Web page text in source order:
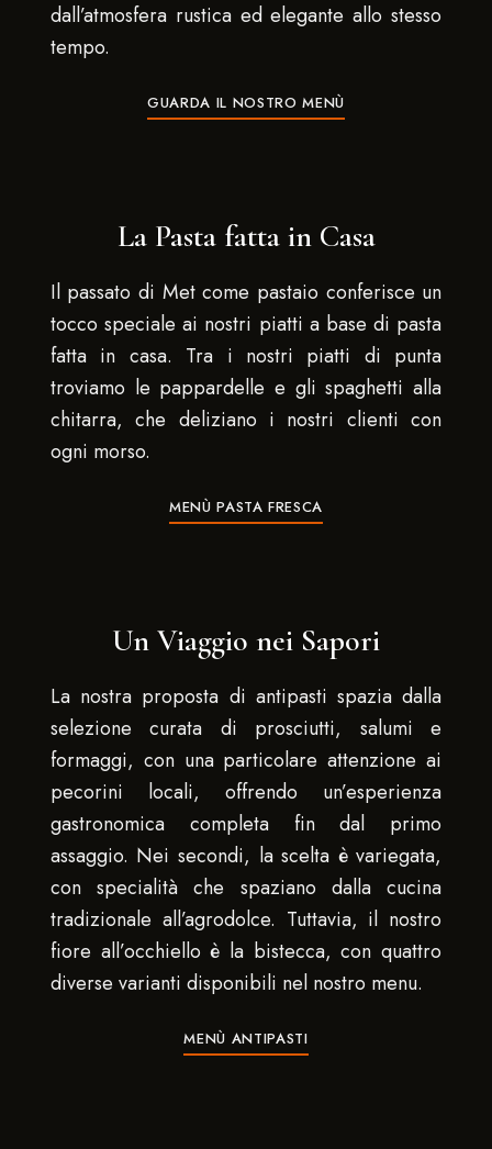
dall’atmosfera rustica ed elegante allo stesso
tempo.
GUARDA IL NOSTRO MENÙ
La Pasta fatta in Casa​
Il passato di Met come pastaio conferisce un
tocco speciale ai nostri piatti a base di pasta
fatta in casa. Tra i nostri piatti di punta
troviamo le pappardelle e gli spaghetti alla
chitarra, che deliziano i nostri clienti con
ogni morso.
MENÙ PASTA FRESCA
Un Viaggio nei Sapori​
La nostra proposta di antipasti spazia dalla
selezione curata di prosciutti, salumi e
formaggi, con una particolare attenzione ai
pecorini locali, offrendo un’esperienza
gastronomica completa fin dal primo
assaggio. Nei secondi, la scelta è variegata,
con specialità che spaziano dalla cucina
tradizionale all’agrodolce. Tuttavia, il nostro
fiore all’occhiello è la bistecca, con quattro
diverse varianti disponibili nel nostro menu.
MENÙ ANTIPASTI